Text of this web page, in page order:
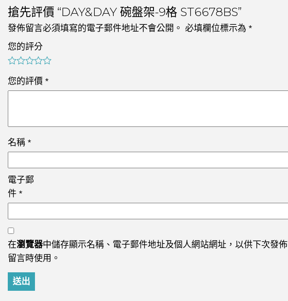
搶先評價 “DAY&DAY 碗盤架-9格 ST6678BS”
發佈留言必須填寫的電子郵件地址不會公開。 必填欄位標示為 *
您的評分
您的評價 *
名稱 *
電子郵
件 *
在瀏覽器中儲存顯示名稱、電子郵件地址及個人網站網址，以供下次發佈
留言時使用。